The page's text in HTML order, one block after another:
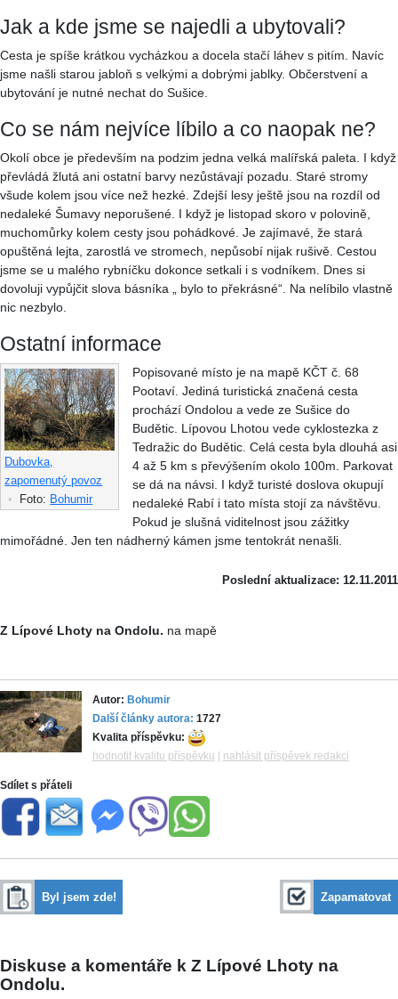
Jak a kde jsme se najedli a ubytovali?
Cesta je spíše krátkou vycházkou a docela stačí láhev s pitím. Navíc
jsme našli starou jabloň s velkými a dobrými jablky. Občerstvení a
ubytování je nutné nechat do Sušice.
Co se nám nejvíce líbilo a co naopak ne?
Okolí obce je především na podzim jedna velká malířská paleta. I když
převládá žlutá ani ostatní barvy nezůstávají pozadu. Staré stromy
všude kolem jsou více než hezké. Zdejší lesy ještě jsou na rozdíl od
nedaleké Šumavy neporušené. I když je listopad skoro v polovině,
muchomůrky kolem cesty jsou pohádkové. Je zajímavé, že stará
opuštěná lejta, zarostlá ve stromech, nepůsobí nijak rušivě. Cestou
jsme se u malého rybníčku dokonce setkali i s vodníkem. Dnes si
dovoluji vypůjčit slova básníka „ bylo to překrásné“. Na nelíbilo vlastně
nic nezbylo.
Ostatní informace
Dubovka,
zapomenutý povoz
•
Foto: Bohumir
Popisované místo je na mapě KČT č. 68
Pootaví. Jediná turistická značená cesta
prochází Ondolou a vede ze Sušice do
Budětic. Lípovou Lhotou vede cyklostezka z
Tedražic do Budětic. Celá cesta byla dlouhá asi
4 až 5 km s převýšením okolo 100m. Parkovat
se dá na návsi. I když turisté doslova okupují
nedaleké Rabí i tato místa stojí za návštěvu.
Pokud je slušná viditelnost jsou zážitky
mimořádné. Jen ten nádherný kámen jsme tentokrát nenašli.
Poslední aktualizace: 12.11.2011
Z Lípové Lhoty na Ondolu. na mapě
Autor: Bohumir
Další články autora: 1727
Kvalita příspěvku:
hodnotit kvalitu příspěvku
nahlásit příspěvek redakci
Sdílet s přáteli
Byl jsem zde! Zapamatovat
Diskuse a komentáře k Z Lípové Lhoty na
Ondolu.